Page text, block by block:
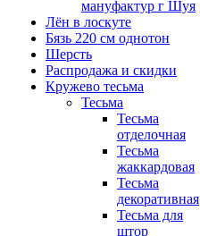
мануфактур г Шуя
Лён в лоскуте
Бязь 220 см однотон
Шерсть
Распродажа и скидки
Кружево тесьма
Тесьма
Тесьма
отделочная
Тесьма
жаккардовая
Тесьма
декоративная
Тесьма для
штор